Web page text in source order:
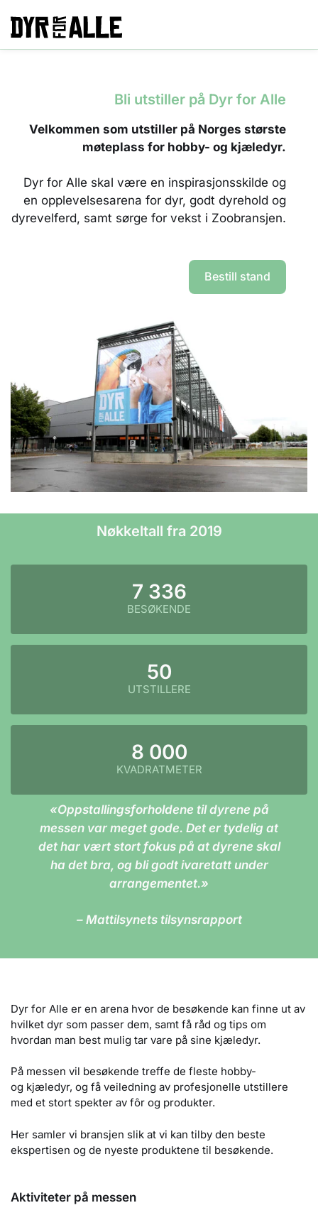
Bli utstiller på Dyr for Alle
Velkommen som utstiller på Norges største
møteplass for hobby- og kjæledyr.
Dyr for Alle skal være en inspirasjonsskilde og
en opplevelsesarena for dyr, godt dyrehold og
dyrevelferd, samt sørge for vekst i Zoobransjen.
Bestill stand
Nøkkeltall fra 2019
BESØKENDE
7 336
UTSTILLERE
50
KVADRATMETER
8 000
«Oppstallingsforholdene til dyrene på
messen var meget gode. Det er tydelig at
det har vært stort fokus på at dyrene skal
ha det bra, og bli godt ivaretatt under
arrangementet.»
– Mattilsynets tilsynsrapport
Dyr for Alle er en arena hvor de besøkende kan finne ut av
hvilket dyr som passer dem, samt få råd og tips om
hvordan man best mulig tar vare på sine kjæledyr.
På messen vil besøkende treffe de fleste hobby-
og kjæledyr, og få veiledning av profesjonelle utstillere
med et stort spekter av fôr og produkter.
Her samler vi bransjen slik at vi kan tilby den beste
ekspertisen og de nyeste produktene til besøkende.
Aktiviteter på messen